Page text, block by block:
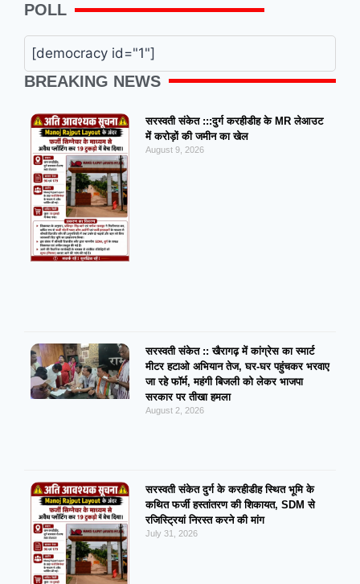
POLL
[democracy id="1"]
BREAKING NEWS
सरस्वती संकेत :::दुर्ग करहीडीह के MR लेआउट
में करोड़ों की जमीन का खेल
August 9, 2026
सरस्वती संकेत :: खैरागढ़ में कांग्रेस का स्मार्ट
मीटर हटाओ अभियान तेज, घर-घर पहुंचकर भरवाए
जा रहे फॉर्म, महंगी बिजली को लेकर भाजपा
सरकार पर तीखा हमला
August 2, 2026
सरस्वती संकेत दुर्ग के करहीडीह स्थित भूमि के
कथित फर्जी हस्तांतरण की शिकायत, SDM से
रजिस्ट्रियां निरस्त करने की मांग
July 31, 2026